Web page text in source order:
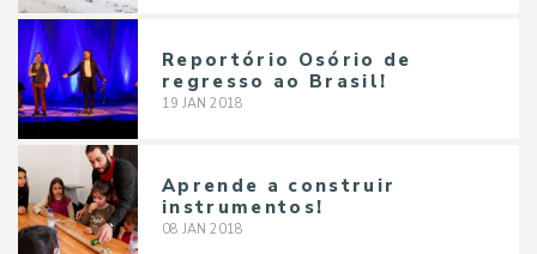
Reportório Osório de
regresso ao Brasil!
19 JAN 2018
Aprende a construir
instrumentos!
08 JAN 2018